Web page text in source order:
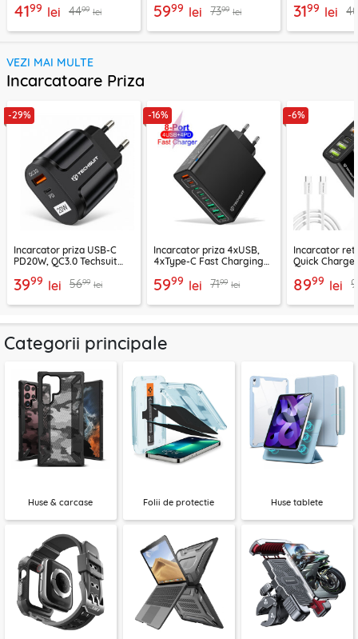
negru
4199 lei 4499 lei 5999 lei 7399 lei 3199 lei
VEZI MAI MULTE
Incarcatoare Priza
-29%
Incarcator priza USB-C
PD20W, QC3.0 Techsuit
CHPD038
3999 lei 5699 lei
-16%
Incarcator priza 4xUSB,
4xType-C Fast Charging
negru, CHPD224
5999 lei 7199 lei
-6%
Incarcator
Quick Charge
CHC2
8999 lei
Categorii principale
Huse & carcase Folii de protectie Huse tablete